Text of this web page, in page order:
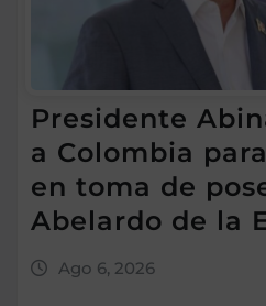
Presidente
a Colombia
en toma de
Abelardo de la
Ago 6, 2026